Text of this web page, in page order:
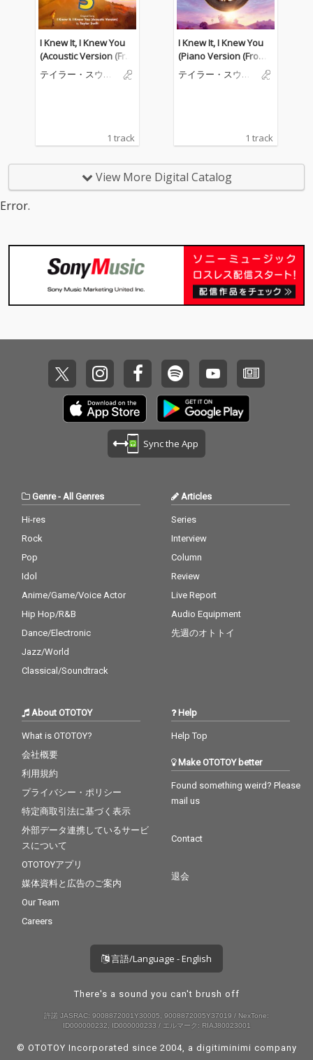
I Knew It, I Knew You
(Acoustic Version (Fro
m "Toy Story 5"))
テイラー・スウィ
1 track
I Knew It, I Knew You
(Piano Version (From
"Toy Story 5"))
テイラー・スウィ
1 track
View More Digital Catalog
Error.
Sync the App
Genre- All Genres
Hi-res
Rock
Pop
Idol
Anime/Game/Voice Actor
Hip Hop/R&B
Dance/Electronic
Jazz/World
Classical/Soundtrack
Articles
Series
Interview
Column
Review
Live Report
Audio Equipment
先週のオトトイ
About OTOTOY
What is OTOTOY?
会社概要
利用規約
プライバシー・ポリシー
特定商取引法に基づく表示
外部データ連携しているサービ
スについて
OTOTOYアプリ
媒体資料と広告のご案内
Our Team
Careers
Help
Help Top
Make OTOTOY better
Found something weird? Please
mail us
Contact
退会
言語/Language - English
There's a sound you can't brush off
許諾 JASRAC: 9008872001Y30005, 9008872005Y37019 / NexTone:
ID000000232, ID000000233 / エルマーク: RIAJ80023001
© OTOTOY Incorporated since 2004, a digitiminimi company